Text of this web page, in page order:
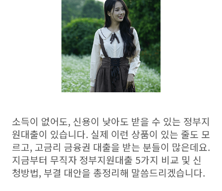
소득이 없어도, 신용이 낮아도 받을 수 있는 정부지
원대출이 있습니다. 실제 이런 상품이 있는 줄도 모
르고, 고금리 금융권 대출을 받는 분들이 많은데요.
지금부터 무직자 정부지원대출 5가지 비교 및 신
청방법, 부결 대안을 총정리해 말씀드리겠습니다.